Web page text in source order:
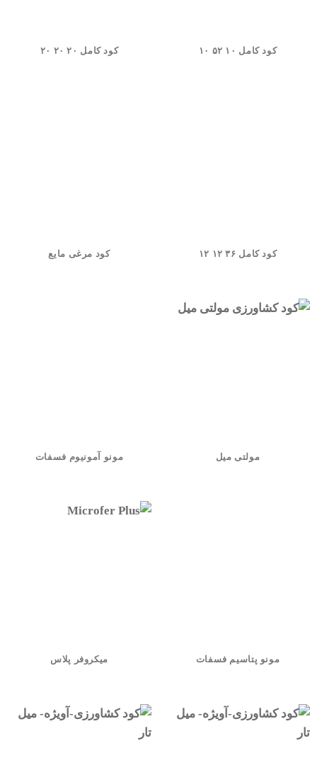
کود کامل ۱۰ ۵۲ ۱۰ کود کامل ۲۰ ۲۰ ۲۰
کود کامل ۳۶ ۱۲ ۱۲ کود مرغی مایع
مولتی میل مونو آمونیوم فسفات
مونو پتاسیم فسفات میکروفر پلاس